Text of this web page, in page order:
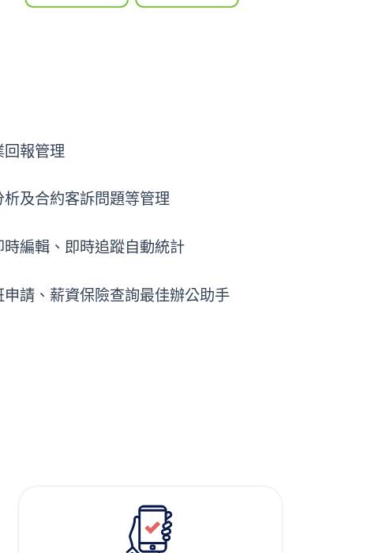
報管理
及合約客訴問題等管理
編輯、即時追蹤自動統計
請、薪資保險查詢最佳辦公助手